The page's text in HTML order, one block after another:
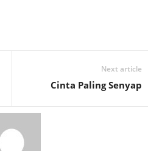
Next article
Cinta Paling Senyap